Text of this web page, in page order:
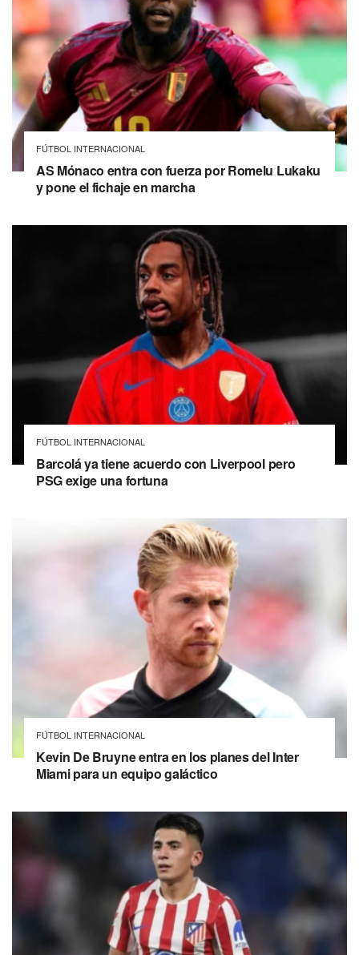
FÚTBOL INTERNACIONAL
AS Mónaco entra con fuerza por Romelu Lukaku
y pone el fichaje en marcha
FÚTBOL INTERNACIONAL
Barcolá ya tiene acuerdo con Liverpool pero
PSG exige una fortuna
FÚTBOL INTERNACIONAL
Kevin De Bruyne entra en los planes del Inter
Miami para un equipo galáctico